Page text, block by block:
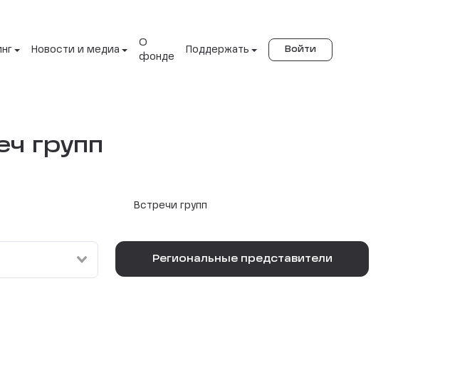
Новости и медиа
О
фонде
Поддержать Войти
групп
Встречи групп
Региональные представители